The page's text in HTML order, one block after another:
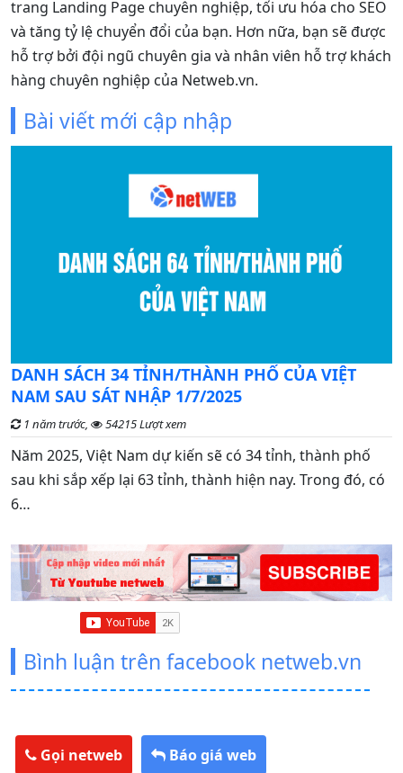
trang Landing Page chuyên nghiệp, tối ưu hóa cho SEO
và tăng tỷ lệ chuyển đổi của bạn. Hơn nữa, bạn sẽ được
hỗ trợ bởi đội ngũ chuyên gia và nhân viên hỗ trợ khách
hàng chuyên nghiệp của Netweb.vn.
Bài viết mới cập nhập
DANH SÁCH 34 TỈNH/THÀNH PHỐ CỦA VIỆT
NAM SAU SÁT NHẬP 1/7/2025
1 năm trước, 54215 Lượt xem
Năm 2025, Việt Nam dự kiến sẽ có 34 tỉnh, thành phố
sau khi sắp xếp lại 63 tỉnh, thành hiện nay. Trong đó, có
6…
Bình luận trên facebook netweb.vn
Gọi netweb Báo giá web